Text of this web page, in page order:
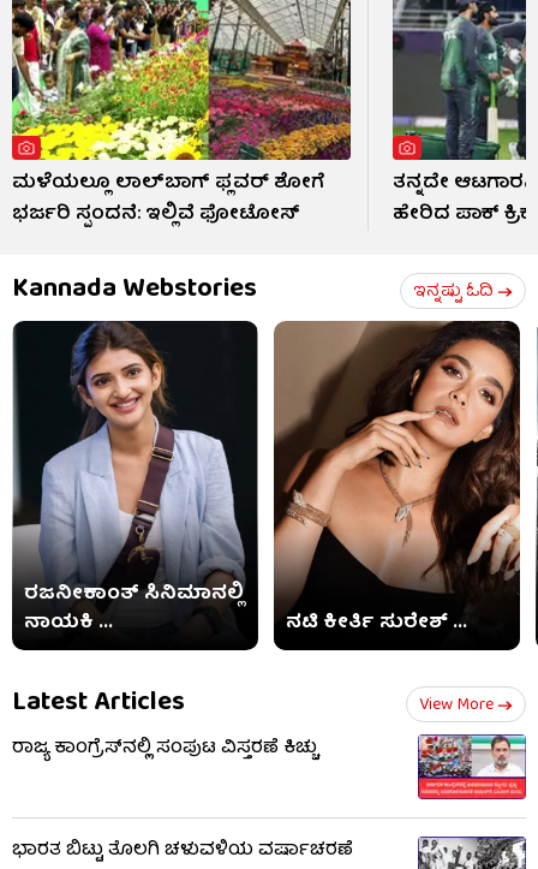
ಮಳೆಯಲ್ಲೂ ಲಾಲ್‌ಬಾಗ್ ಫ್ಲವರ್ ಶೋಗೆ
ಭರ್ಜರಿ ಸ್ಪಂದನೆ: ಇಲ್ಲಿವೆ ಫೋಟೋಸ್​
ತನ್ನದೇ
ಹೇರಿದ ಪಾಕ್
Kannada Webstories ಇನ್ನಷ್ಟು ಓದಿ
ರಜನೀಕಾಂತ್ ಸಿನಿಮಾನಲ್ಲಿ
ನಾಯಕಿ ...
ನಟಿ ಕೀರ್ತಿ ಸುರೇಶ್ ...
Latest Articles View More
ರಾಜ್ಯ ಕಾಂಗ್ರೆಸ್‌ನಲ್ಲಿ ಸಂಪುಟ ವಿಸ್ತರಣೆ ಕಿಚ್ಚು
ಭಾರತ ಬಿಟ್ಟು ತೊಲಗಿ ಚಳುವಳಿಯ ವರ್ಷಾಚರಣೆ